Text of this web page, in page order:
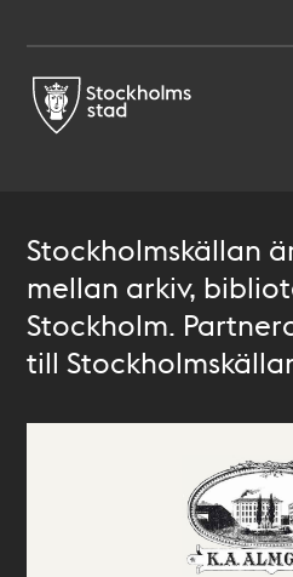
Stockholmskällan
mellan arkiv,
Stockholm.
till